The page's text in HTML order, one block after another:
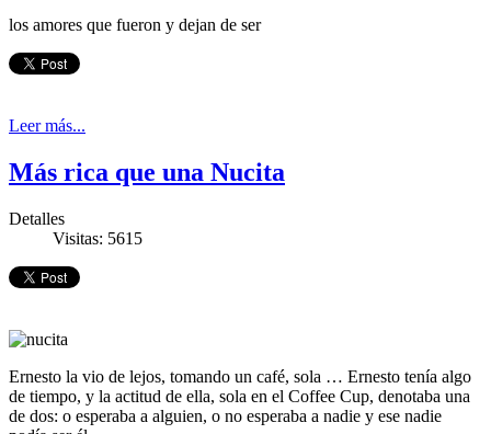
los amores que fueron y dejan de ser
Leer más...
Más rica que una Nucita
Detalles
Visitas: 5615
Ernesto la vio de lejos, tomando un café, sola … Ernesto tenía algo
de tiempo, y la actitud de ella, sola en el Coffee Cup, denotaba una
de dos: o esperaba a alguien, o no esperaba a nadie y ese nadie